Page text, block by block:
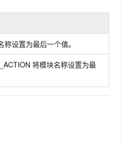
称设置为最后一个值。
将模块名称设置为最